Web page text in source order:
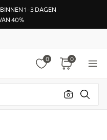
1–3 DAGEN
40%
0 0